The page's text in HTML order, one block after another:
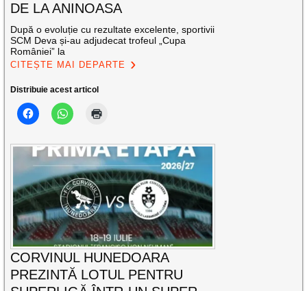
DE LA ANINOASA
După o evoluție cu rezultate excelente, sportivii
SCM Deva și-au adjudecat trofeul „Cupa
României” la
CITEȘTE MAI DEPARTE
Distribuie acest articol
CORVINUL HUNEDOARA
PREZINTĂ LOTUL PENTRU